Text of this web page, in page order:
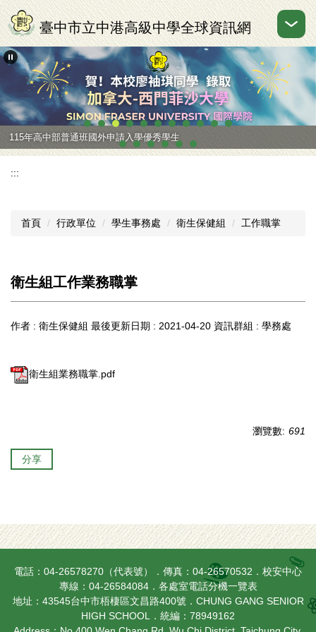
跳
到
主
要
區
臺中市立中港高級中學全球資訊網
115年高中部普通班國外申請入學優秀學生
:::
首頁 行政單位 學生事務處 衛生保健組 工作職掌
衛生組工作業務職掌
作者 : 衛生保健組 最後更新日期 : 2021-04-20 資訊群組 : 學務處
衛生組業務職掌.pdf
瀏覽數: 691
分享
電話：04-26578270（代表號）．傳真：04-26570532．校安中心
專線：04-26584084． 各處室電話分機一覽表
地址：43545台中市梧棲區文昌路400號．CHUNG GANG SENIOR
HIGH SCHOOL．統編：78949162